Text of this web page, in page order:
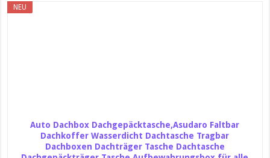
NEU
Auto Dachbox Dachgepäcktasche,Asudaro Faltbar
Dachkoffer Wasserdicht Dachtasche Tragbar
Dachboxen Dachträger Tasche Dachtasche